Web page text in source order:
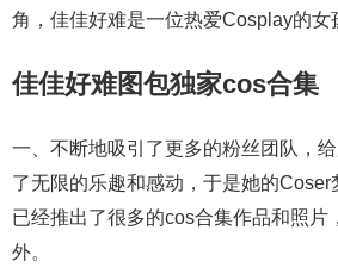
角，佳佳好难是一位热爱Cosplay的女
佳佳好难图包独家cos合集
一、不断地吸引了更多的粉丝团队，
了无限的乐趣和感动，于是她的
已经推出了很多的cos合集作品和照片
外。